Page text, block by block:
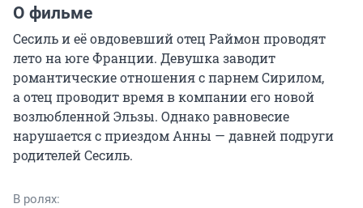
О фильме
Сесиль и её овдовевший отец Раймон проводят
лето на юге Франции. Девушка заводит
романтические отношения с парнем Сирилом,
а отец проводит время в компании его новой
возлюбленной Эльзы. Однако равновесие
нарушается с приездом Анны — давней подруги
родителей Сесиль.
В ролях: